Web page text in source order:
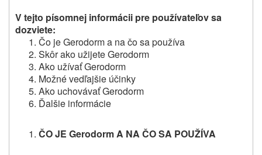
V tejto písomnej informácii pre používateľov sa
dozviete:
Čo je Gerodorm a na čo sa používa
Skôr ako užijete Gerodorm
Ako užívať Gerodorm
Možné vedľajšie účinky
Ako uchovávať Gerodorm
Ďalšie informácie
ČO JE Gerodorm A NA ČO SA POUŽÍVA